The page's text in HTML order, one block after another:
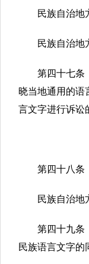
民族自治地
民族自治地
第四十七条
晓当地通用的语
言文字进行诉讼
第四十八条
民族自治地
第四十九条
民族语言文字的